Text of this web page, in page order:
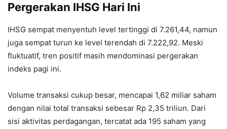
Pergerakan IHSG Hari Ini
IHSG sempat menyentuh level tertinggi di 7.261,44, namun
juga sempat turun ke level terendah di 7.222,92. Meski
fluktuatif, tren positif masih mendominasi pergerakan
indeks pagi ini.
Volume transaksi cukup besar, mencapai 1,62 miliar saham
dengan nilai total transaksi sebesar Rp 2,35 triliun. Dari
sisi aktivitas perdagangan, tercatat ada 195 saham yang